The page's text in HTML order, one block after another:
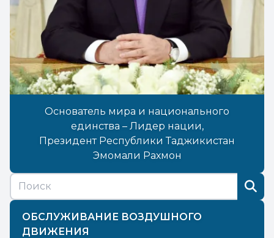
Основатель мира и национального
единства – Лидер нации,
Президент Республики Таджикистан
Эмомали Рахмон
ОБСЛУЖИВАНИЕ ВОЗДУШНОГО
ДВИЖЕНИЯ